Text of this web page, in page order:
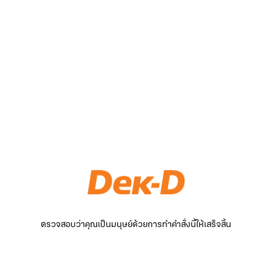
ตรวจสอบว่าคุณเป็นมนุษย์ด้วยการทำคำสั่งนี้ให้เสร็จสิ้น